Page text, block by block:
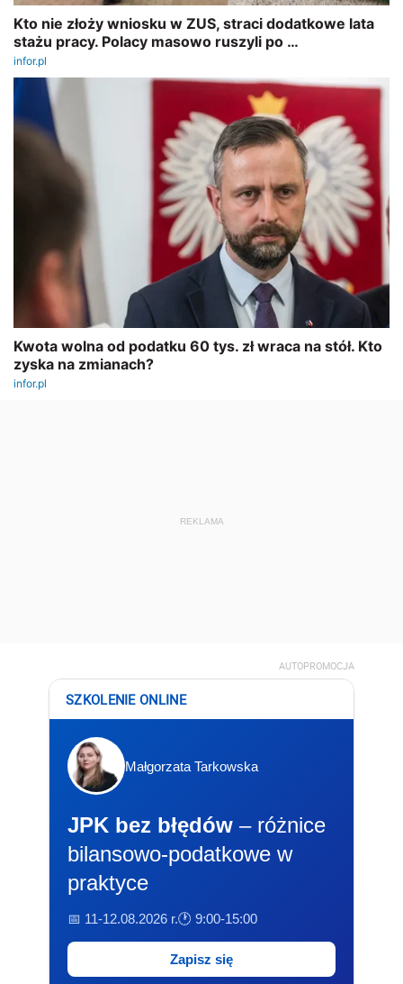
REKLAMA
AUTOPROMOCJA
SZKOLENIE ONLINE
Małgorzata Tarkowska
JPK bez błędów – różnice
bilansowo-podatkowe w
praktyce
📅 11-12.08.2026 r.🕐 9:00-15:00
Zapisz się